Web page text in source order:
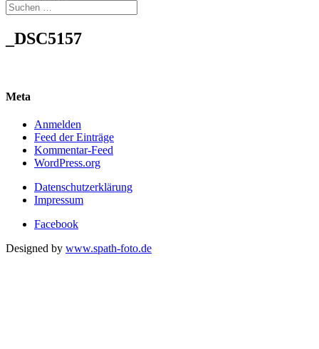
_DSC5157
Meta
Anmelden
Feed der Einträge
Kommentar-Feed
WordPress.org
Datenschutzerklärung
Impressum
Facebook
Designed by www.spath-foto.de